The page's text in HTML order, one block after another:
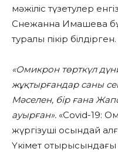
мәжіліс түзетулер
Снежанна Имашева
туралы пікір білдірген.
«Омикрон төрткүл
жұқтырғандар саны
Мәселен, бір ғана
ауырған». «Covid-19:
жүргізуші осындай
Үкімет